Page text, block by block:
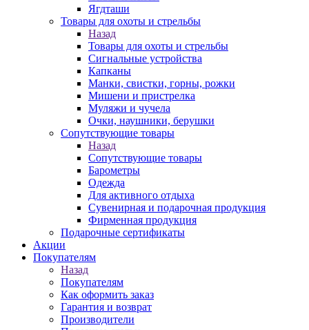
Ягдташи
Товары для охоты и стрельбы
Назад
Товары для охоты и стрельбы
Сигнальные устройства
Капканы
Манки, свистки, горны, рожки
Мишени и пристрелка
Муляжи и чучела
Очки, наушники, берушки
Сопутствующие товары
Назад
Сопутствующие товары
Барометры
Одежда
Для активного отдыха
Сувенирная и подарочная продукция
Фирменная продукция
Подарочные сертификаты
Акции
Покупателям
Назад
Покупателям
Как оформить заказ
Гарантия и возврат
Производители